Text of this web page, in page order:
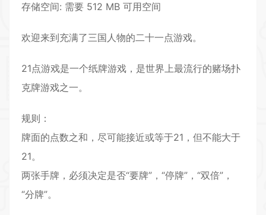
存储空间: 需要 512 MB 可用空间
欢迎来到充满了三国人物的二十一点游戏。
21点游戏是一个纸牌游戏，是世界上最流行的赌场扑
克牌游戏之一。
规则：
牌面的点数之和，尽可能接近或等于21，但不能大于
21。
两张手牌，必须决定是否“要牌”，“停牌”，“双倍”，
“分牌”。